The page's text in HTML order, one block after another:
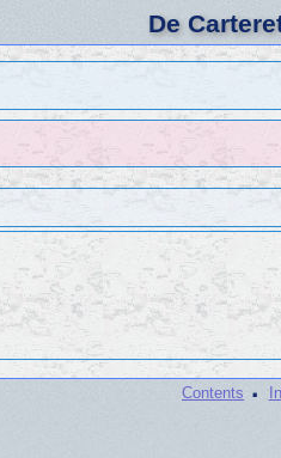
De
Contents ·